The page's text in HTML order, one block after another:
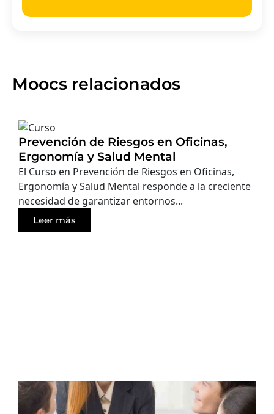
Moocs relacionados
Prevención de Riesgos en Oficinas,
Ergonomía y Salud Mental
El Curso en Prevención de Riesgos en Oficinas,
Ergonomía y Salud Mental responde a la creciente
necesidad de garantizar entornos...
Leer más